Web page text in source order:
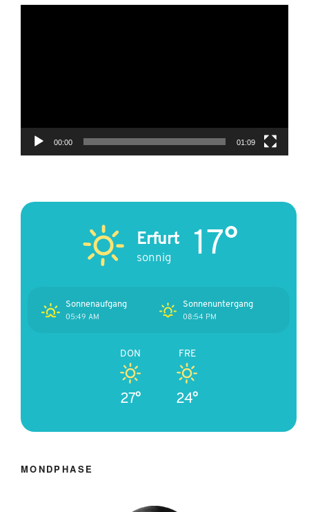
00:00 01:09
Erfurt
sonnig 17°
Sonnenaufgang
05:49 AM
Sonnenuntergang
08:54 PM
DON
27°
FRE
24°
MONDPHASE